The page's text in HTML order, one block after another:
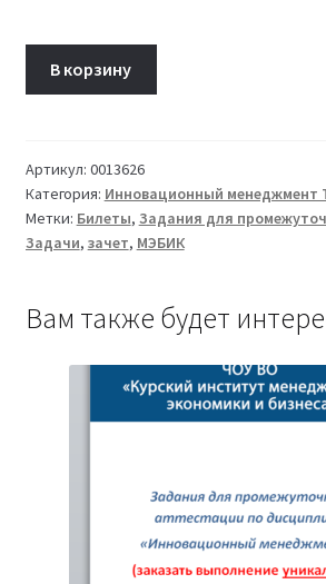
Инновационный
менеджмент
ТМ-009/181-
1
В корзину
Артикул: 0013626
Категория: Инновационный менеджмент
Метки: Билеты, Задания для
Задачи, зачет, МЭБИК
Вам также будет